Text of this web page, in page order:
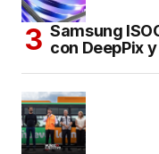
Samsung
con DeepPix